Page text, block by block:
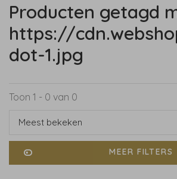
Producten getagd
https://
dot-1.jpg
Toon 1 - 0 van 0
Meest bekeken
MEER FILTERS